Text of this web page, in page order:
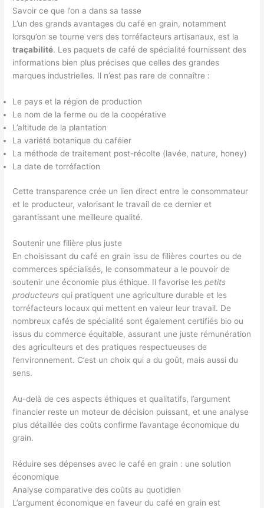
Savoir ce que l’on a dans sa tasse
L’un des grands avantages du café en grain, notamment
lorsqu’on se tourne vers des torréfacteurs artisanaux, est la
traçabilité. Les paquets de café de spécialité fournissent des
informations bien plus précises que celles des grandes
marques industrielles. Il n’est pas rare de connaître :
Le pays et la région de production
Le nom de la ferme ou de la coopérative
L’altitude de la plantation
La variété botanique du caféier
La méthode de traitement post-récolte (lavée, nature, honey)
La date de torréfaction
Cette transparence crée un lien direct entre le consommateur
et le producteur, valorisant le travail de ce dernier et
garantissant une meilleure qualité.
Soutenir une filière plus juste
En choisissant du café en grain issu de filières courtes ou de
commerces spécialisés, le consommateur a le pouvoir de
soutenir une économie plus éthique. Il favorise lespetits
producteurs qui pratiquent une agriculture durable et les
torréfacteurs locaux qui mettent en valeur leur travail. De
nombreux cafés de spécialité sont également certifiés bio ou
issus du commerce équitable, assurant une juste rémunération
des agriculteurs et des pratiques respectueuses de
l’environnement. C’est un choix qui a du goût, mais aussi du
sens.
Au-delà de ces aspects éthiques et qualitatifs, l’argument
financier reste un moteur de décision puissant, et une analyse
plus détaillée des coûts confirme l’avantage économique du
grain.
Réduire ses dépenses avec le café en grain : une solution
économique
Analyse comparative des coûts au quotidien
L’argument économique en faveur du café en grain est